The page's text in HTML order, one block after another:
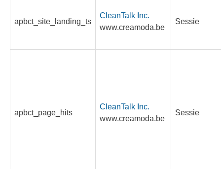
apbct_site_landing_ts
CleanTalk Inc.
www.creamoda.be
Sessie
apbct_page_hits
CleanTalk Inc.
www.creamoda.be
Sessie